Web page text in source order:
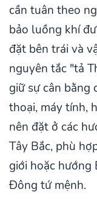
cần tuân theo
bảo luồng khí
đặt bên trái và
nguyên tắc "tả
giữ sự cân bằng
thoại, máy tính,
nên đặt ở các
Tây Bắc, phù
giới hoặc
Đông tứ mệnh.